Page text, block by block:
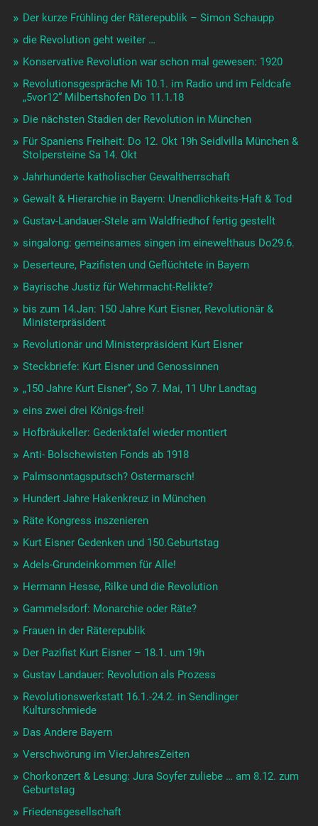
Der kurze Frühling der Räterepublik – Simon Schaupp
die Revolution geht weiter …
Konservative Revolution war schon mal gewesen: 1920
Revolutionsgespräche Mi 10.1. im Radio und im Feldcafe
„5vor12“ Milbertshofen Do 11.1.18
Die nächsten Stadien der Revolution in München
Für Spaniens Freiheit: Do 12. Okt 19h Seidlvilla München &
Stolpersteine Sa 14. Okt
Jahrhunderte katholischer Gewaltherrschaft
Gewalt & Hierarchie in Bayern: Unendlichkeits-Haft & Tod
Gustav-Landauer-Stele am Waldfriedhof fertig gestellt
singalong: gemeinsames singen im einewelthaus Do29.6.
Deserteure, Pazifisten und Geflüchtete in Bayern
Bayrische Justiz für Wehrmacht-Relikte?
bis zum 14.Jan: 150 Jahre Kurt Eisner, Revolutionär &
Ministerpräsident
Revolutionär und Ministerpräsident Kurt Eisner
Steckbriefe: Kurt Eisner und Genossinnen
„150 Jahre Kurt Eisner“, So 7. Mai, 11 Uhr Landtag
eins zwei drei Königs-frei!
Hofbräukeller: Gedenktafel wieder montiert
Anti- Bolschewisten Fonds ab 1918
Palmsonntagsputsch? Ostermarsch!
Hundert Jahre Hakenkreuz in München
Räte Kongress inszenieren
Kurt Eisner Gedenken und 150.Geburtstag
Adels-Grundeinkommen für Alle!
Hermann Hesse, Rilke und die Revolution
Gammelsdorf: Monarchie oder Räte?
Frauen in der Räterepublik
Der Pazifist Kurt Eisner – 18.1. um 19h
Gustav Landauer: Revolution als Prozess
Revolutionswerkstatt 16.1.-24.2. in Sendlinger
Kulturschmiede
Das Andere Bayern
Verschwörung im VierJahresZeiten
Chorkonzert & Lesung: Jura Soyfer zuliebe … am 8.12. zum
Geburtstag
Friedensgesellschaft